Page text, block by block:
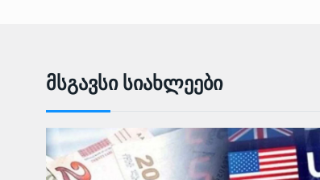
Მსგავსი Სიახლეები